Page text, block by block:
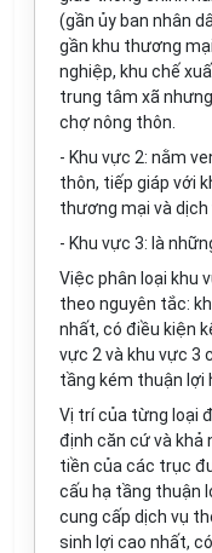
(gần ủy ban nhân
gần khu thương
nghiệp, khu chế
trung tâm xã
chợ nông thôn.
- Khu vực 2: nằm
thôn, tiếp giáp với
thương mại và dịch
- Khu vực 3: là
Việc phân loại khu
theo nguyên tắc:
nhất, có điều kiện
vực 2 và khu vực 3
tầng kém thuận lợi
Vị trí của từng loại
định căn cứ và khả
tiền của các trục
cấu hạ tầng thuận
cung cấp dịch vụ
sinh lợi cao nhất,